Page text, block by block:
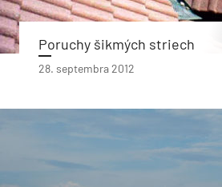
Poruchy šikmých striech
28. septembra 2012